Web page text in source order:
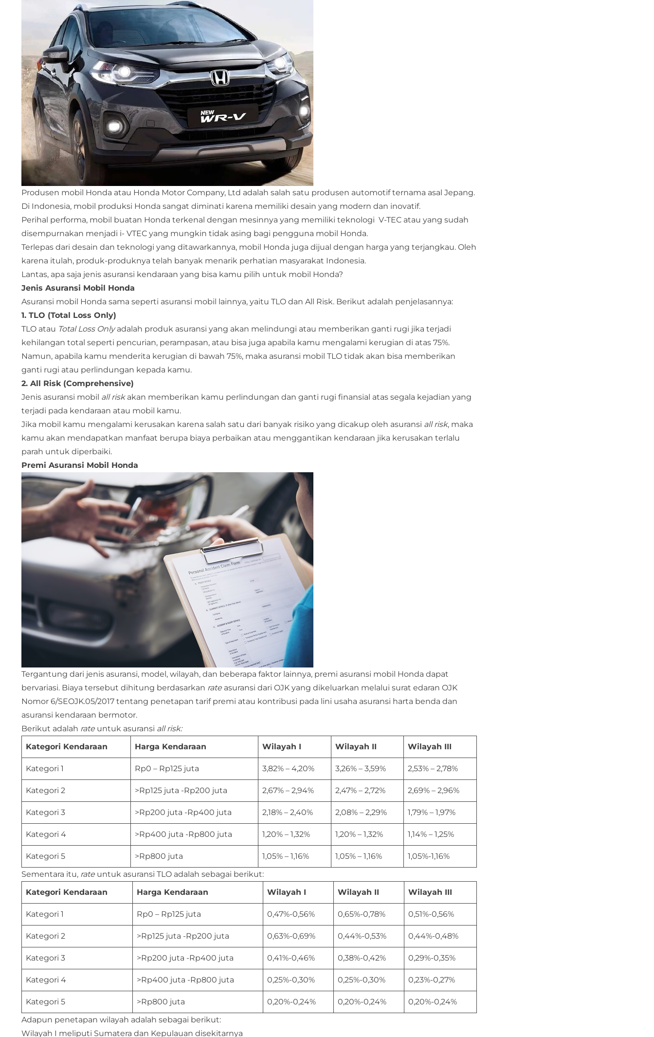
Produsen mobil Honda atau Honda Motor Company, Ltd adalah salah satu produsen automotif ternama asal Jepang.
Di Indonesia, mobil produksi Honda sangat diminati karena memiliki desain yang modern dan inovatif.
Perihal performa, mobil buatan Honda terkenal dengan mesinnya yang memiliki teknologi V-TEC atau yang sudah
disempurnakan menjadi i- VTEC yang mungkin tidak asing bagi pengguna mobil Honda.
Terlepas dari desain dan teknologi yang ditawarkannya, mobil Honda juga dijual dengan harga yang terjangkau. Oleh
karena itulah, produk-produknya telah banyak menarik perhatian masyarakat Indonesia.
Lantas, apa saja jenis asuransi kendaraan yang bisa kamu pilih untuk mobil Honda?
Jenis Asuransi Mobil Honda
Asuransi mobil Honda sama seperti asuransi mobil lainnya, yaitu TLO dan All Risk. Berikut adalah penjelasannya:
1. TLO (Total Loss Only)
TLO atau Total Loss Onlyadalah produk asuransi yang akan melindungi atau memberikan ganti rugi jika terjadi
kehilangan total seperti pencurian, perampasan, atau bisa juga apabila kamu mengalami kerugian di atas 75%.
Namun, apabila kamu menderita kerugian di bawah 75%, maka asuransi mobil TLO tidak akan bisa memberikan
ganti rugi atau perlindungan kepada kamu.
2. All Risk (Comprehensive)
Jenis asuransi mobil all riskakan memberikan kamu perlindungan dan ganti rugi finansial atas segala kejadian yang
terjadi pada kendaraan atau mobil kamu.
Jika mobil kamu mengalami kerusakan karena salah satu dari banyak risiko yang dicakup oleh asuransi all risk, maka
kamu akan mendapatkan manfaat berupa biaya perbaikan atau menggantikan kendaraan jika kerusakan terlalu
parah untuk diperbaiki.
Premi Asuransi Mobil Honda
Tergantung dari jenis asuransi, model, wilayah, dan beberapa faktor lainnya, premi asuransi mobil Honda dapat
bervariasi. Biaya tersebut dihitung berdasarkan rate asuransi dari OJK yang dikeluarkan melalui surat edaran OJK
Nomor 6/SEOJK.05/2017 tentang penetapan tarif premi atau kontribusi pada lini usaha asuransi harta benda dan
asuransi kendaraan bermotor.
Berikut adalah rate untuk asuransi all risk:
Kategori Kendaraan
Harga Kendaraan Wilayah I Wilayah II Wilayah III
Kategori 1 Rp0 – Rp125 juta 3,82% – 4,20% 3,26% – 3,59% 2,53% – 2,78%
Kategori 2 >Rp125 juta -Rp200 juta 2,67% – 2,94% 2,47% – 2,72% 2,69% – 2,96%
Kategori 3 >Rp200 juta -Rp400 juta 2,18% – 2,40% 2,08% – 2,29% 1,79% – 1,97%
Kategori 4 >Rp400 juta -Rp800 juta 1,20% – 1,32% 1,20% – 1,32% 1,14% – 1,25%
Kategori 5 >Rp800 juta 1,05% – 1,16% 1,05% – 1,16%
1,05%-1,16%
Sementara itu, rate untuk asuransi TLO adalah sebagai berikut:
Kategori Kendaraan
Harga Kendaraan Wilayah I Wilayah II Wilayah III
Kategori 1 Rp0 – Rp125 juta 0,47%-0,56% 0,65%-0,78% 0,51%-0,56%
Kategori 2 >Rp125 juta -Rp200 juta 0,63%-0,69% 0,44%-0,53% 0,44%-0,48%
Kategori 3 >Rp200 juta -Rp400 juta 0,41%-0,46% 0,38%-0,42% 0,29%-0,35%
Kategori 4 >Rp400 juta -Rp800 juta 0,25%-0,30% 0,25%-0,30% 0,23%-0,27%
Kategori 5 >Rp800 juta 0,20%-0,24% 0,20%-0,24%
0,20%-0,24%
Adapun penetapan wilayah adalah sebagai berikut:
Wilayah I meliputi Sumatera dan Kepulauan disekitarnya